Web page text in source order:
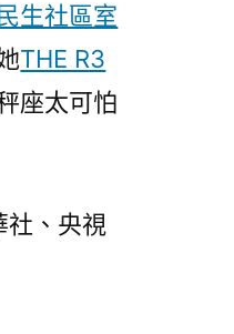
生社區室
THE R3
座太可怕
社、央視